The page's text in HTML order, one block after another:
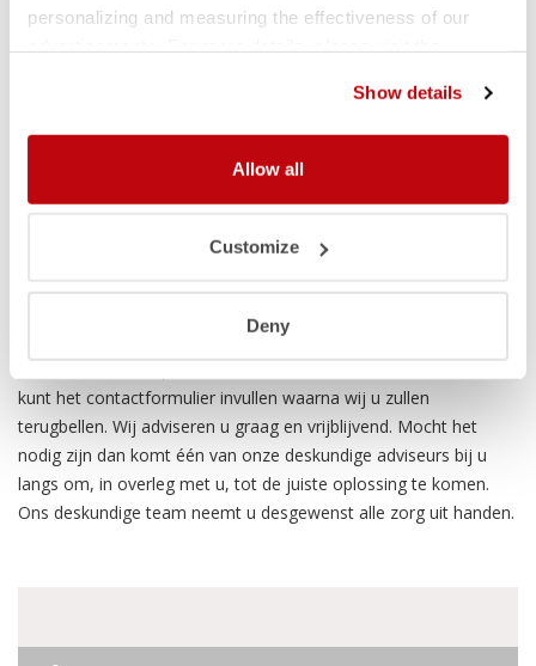
personalizing and measuring the effectiveness of our
Show details
Allow all
Customize
Deny
Orde en overzicht in uw magazijn
Verkrijgbaar in verschillende maatvoeringen
Geen kruisschoor nodig
Vrijblijvend advies Metalsistem
bandenrek
Voor uitgebreide informatie, een offerte of andere vragen over
kunt het contactformulier invullen waarna wij u zullen
terugbellen. Wij adviseren u graag en vrijblijvend. Mocht het
nodig zijn dan komt één van onze deskundige adviseurs bij u
langs om, in overleg met u, tot de juiste oplossing te komen.
Ons deskundige team neemt u desgewenst alle zorg uit handen.